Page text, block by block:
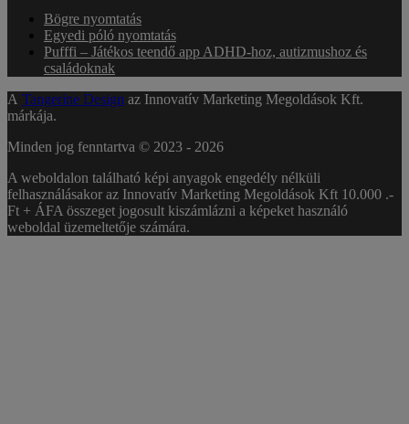
Bögre nyomtatás
Egyedi póló nyomtatás
Pufffi – Játékos teendő app ADHD-hoz, autizmushoz és
családoknak
A Tangerine Design az Innovatív Marketing Megoldások Kft.
márkája.
Minden jog fenntartva © 2023 - 2026
A weboldalon található képi anyagok engedély nélküli
felhasználásakor az Innovatív Marketing Megoldások Kft 10.000 .-
Ft + ÁFA összeget jogosult kiszámlázni a képeket használó
weboldal üzemeltetője számára.